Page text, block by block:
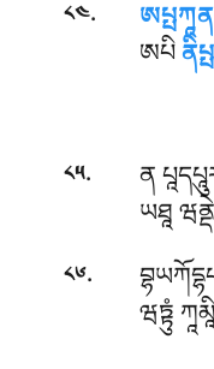
༨༤.
ཨཔི
༨༥. ན
ཡཐཱ
༨༦.
ཝཏྟུཾ